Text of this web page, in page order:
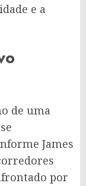
e a
de uma
James
por